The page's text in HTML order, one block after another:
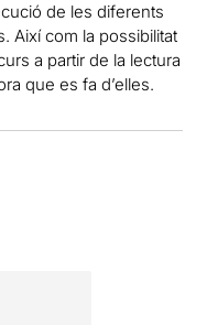
de les diferents
Així com la possibilitat
a partir de la lectura
que es fa d’elles.